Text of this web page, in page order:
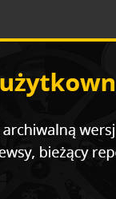
[ZDJĘCIA]
miasta"